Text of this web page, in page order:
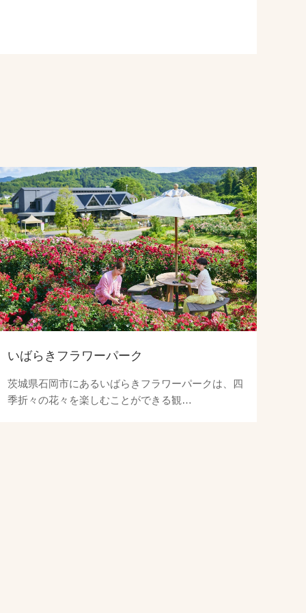
いばらきフラワーパーク
茨城県石岡市にあるいばらきフラワーパークは、四
季折々の花々を楽しむことができる観…